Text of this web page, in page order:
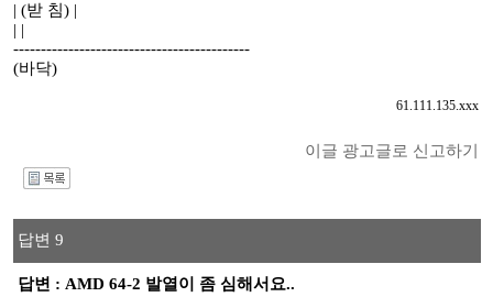
| (받 침) |
| |
-------------------------------------------
(바닥)
61.111.135.xxx
이글 광고글로 신고하기
답변 9
답변 : AMD 64-2 발열이 좀 심해서요..